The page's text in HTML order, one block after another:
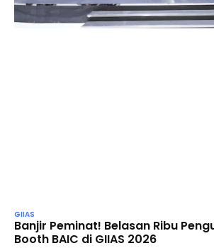
GIIAS
Banjir Peminat! Belasan Ribu
Booth BAIC di GIIAS 2026